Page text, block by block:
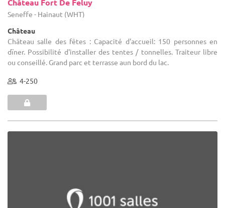
Seneffe - Hainaut (WHT)
Château
Château salle des fêtes : Capacité d'accueil: 150 personnes en
dïner. Possibilité d'installer des tentes / tonnelles. Traiteur libre
ou conseillé. Grand parc et terrasse aun bord du lac.
4-250